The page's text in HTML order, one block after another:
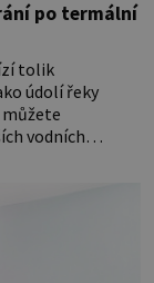
po termální
tolik
údolí řeky
můžete
vodních